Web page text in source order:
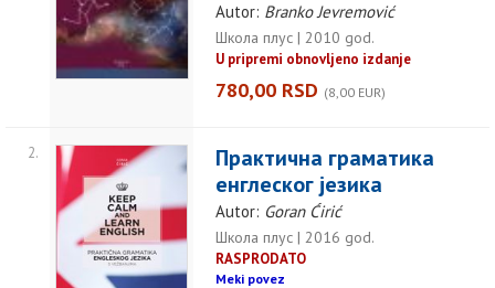
Autor: Branko Jevremović
Школа плус | 2010 god.
U pripremi obnovljeno izdanje
780,00 RSD (8,00 EUR)
2.
Практична граматика
енглеског језика
Autor: Goran Ćirić
Школа плус | 2016 god.
RASPRODATO
Meki povez